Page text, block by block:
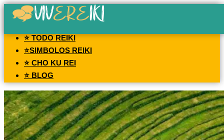
⭐ TODO REIKI
⭐SIMBOLOS REIKI
⭐ CHO KU REI
⭐ BLOG